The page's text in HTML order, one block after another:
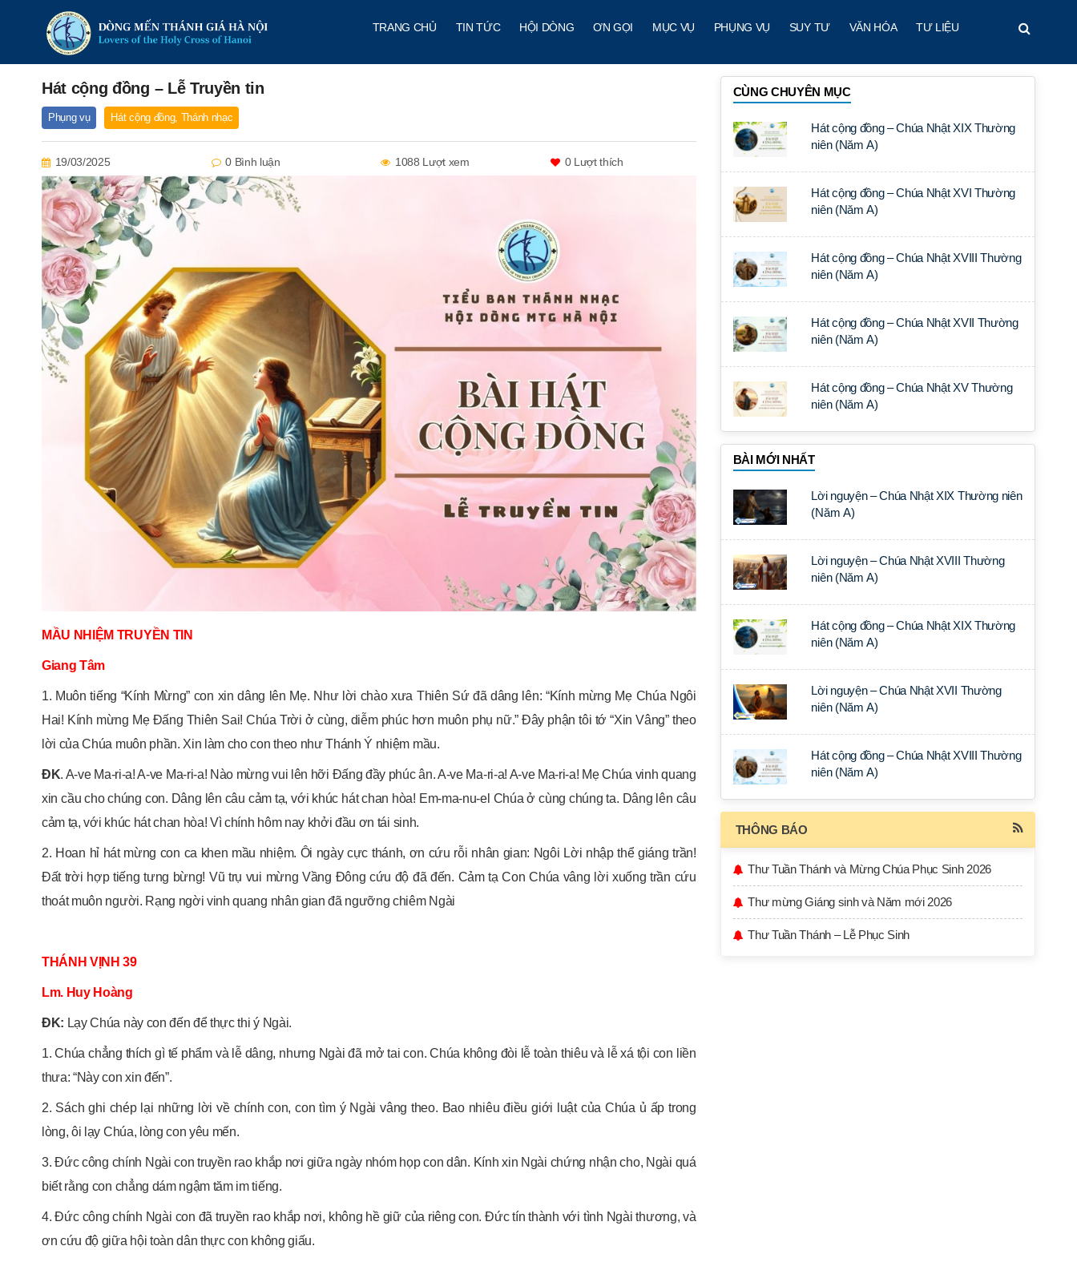
TRANG CHỦ TIN TỨC HỘI DÒNG ƠN GỌI MỤC VỤ PHỤNG VỤ SUY TƯ VĂN HÓA TƯ LIỆU
Hát cộng đồng – Lễ Truyền tin
Phụng vụ Hát cộng đồng, Thánh nhạc
19/03/2025 0 Bình luận 1088 Lượt xem 0Lượt thích
MẦU NHIỆM TRUYỀN TIN
Giang Tâm
1. Muôn tiếng “Kính Mừng” con xin dâng lên Mẹ. Như lời chào xưa Thiên Sứ đã dâng lên: “Kính mừng Mẹ Chúa Ngôi
Hai! Kính mừng Mẹ Đấng Thiên Sai! Chúa Trời ở cùng, diễm phúc hơn muôn phụ nữ.” Đây phận tôi tớ “Xin Vâng” theo
lời của Chúa muôn phần. Xin làm cho con theo như Thánh Ý nhiệm mầu.
ĐK. A-ve Ma-ri-a! A-ve Ma-ri-a! Nào mừng vui lên hỡi Đấng đầy phúc ân. A-ve Ma-ri-a! A-ve Ma-ri-a! Mẹ Chúa vinh quang
xin cầu cho chúng con. Dâng lên câu cảm tạ, với khúc hát chan hòa! Em-ma-nu-el Chúa ở cùng chúng ta. Dâng lên câu
cảm tạ, với khúc hát chan hòa! Vì chính hôm nay khởi đầu ơn tái sinh.
2. Hoan hỉ hát mừng con ca khen mầu nhiệm. Ôi ngày cực thánh, ơn cứu rỗi nhân gian: Ngôi Lời nhập thể giáng trần!
Đất trời hợp tiếng tưng bừng! Vũ trụ vui mừng Vầng Đông cứu độ đã đến. Cảm tạ Con Chúa vâng lời xuống trần cứu
thoát muôn người. Rạng ngời vinh quang nhân gian đã ngưỡng chiêm Ngài
THÁNH VỊNH 39
Lm. Huy Hoàng
ĐK: Lạy Chúa này con đến để thực thi ý Ngài.
1. Chúa chẳng thích gì tế phẩm và lễ dâng, nhưng Ngài đã mở tai con. Chúa không đòi lễ toàn thiêu và lễ xá tội con liền
thưa: “Này con xin đến”.
2. Sách ghi chép lại những lời về chính con, con tìm ý Ngài vâng theo. Bao nhiêu điều giới luật của Chúa ủ ấp trong
lòng, ôi lạy Chúa, lòng con yêu mến.
3. Đức công chính Ngài con truyền rao khắp nơi giữa ngày nhóm họp con dân. Kính xin Ngài chứng nhận cho, Ngài quá
biết rằng con chẳng dám ngậm tăm im tiếng.
4. Đức công chính Ngài con đã truyền rao khắp nơi, không hề giữ của riêng con. Đức tín thành với tình Ngài thương, và
ơn cứu độ giữa hội toàn dân thực con không giấu.
CÙNG CHUYÊN MỤC
Hát cộng đồng – Chúa Nhật XIX Thường
niên (Năm A)
Hát cộng đồng – Chúa Nhật XVI Thường
niên (Năm A)
Hát cộng đồng – Chúa Nhật XVIII Thường
niên (Năm A)
Hát cộng đồng – Chúa Nhật XVII Thường
niên (Năm A)
Hát cộng đồng – Chúa Nhật XV Thường
niên (Năm A)
BÀI MỚI NHẤT
Lời nguyện – Chúa Nhật XIX Thường niên
(Năm A)
Lời nguyện – Chúa Nhật XVIII Thường
niên (Năm A)
Hát cộng đồng – Chúa Nhật XIX Thường
niên (Năm A)
Lời nguyện – Chúa Nhật XVII Thường
niên (Năm A)
Hát cộng đồng – Chúa Nhật XVIII Thường
niên (Năm A)
THÔNG BÁO
Thư Tuần Thánh và Mừng Chúa Phục Sinh 2026
Thư mừng Giáng sinh và Năm mới 2026
Thư Tuần Thánh – Lễ Phục Sinh